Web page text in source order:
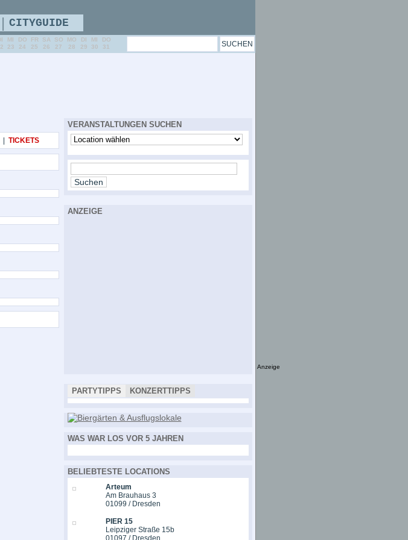
TICKETS
VERANSTALTUNGEN SUCHEN
ANZEIGE
PARTYTIPPS KONZERTTIPPS
WAS WAR LOS VOR 5 JAHREN
BELIEBTESTE LOCATIONS
Arteum
Am Brauhaus 3
01099 / Dresden
PIER 15
Leipziger Straße 15b
01097 / Dresden
| CITYGUIDE
MI
23
DO
24
FR
25
SA
26
SO
27
MO
28
DI
29
MI
30
DO
31
Anzeige